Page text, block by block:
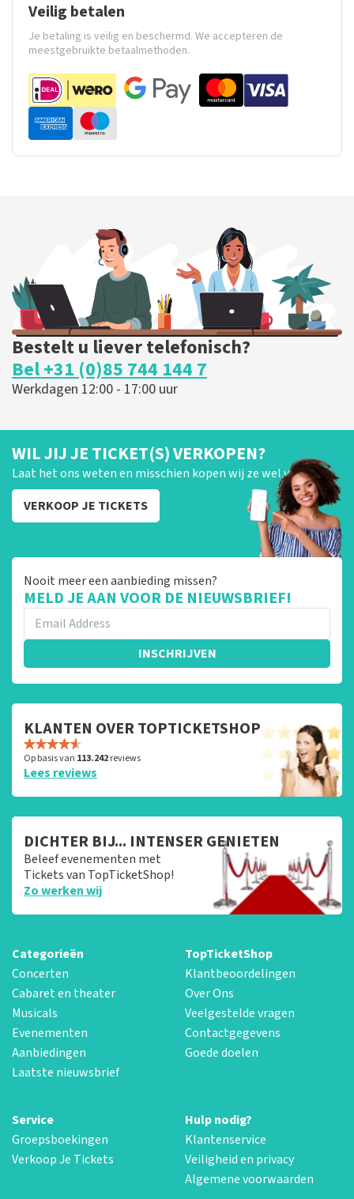
Veilig betalen
Je betaling is veilig en beschermd. We accepteren de
meestgebruikte betaalmethoden.
Bestelt u liever telefonisch?
Bel +31 (0)85 744 144 7
Werkdagen 12:00 - 17:00 uur
WIL JIJ JE TICKET(S) VERKOPEN?
Laat het ons weten en misschien kopen wij ze wel van je!
VERKOOP JE TICKETS
Nooit meer een aanbieding missen?
MELD JE AAN VOOR DE NIEUWSBRIEF!
INSCHRIJVEN
KLANTEN OVER TOPTICKETSHOP
Op basis van 113.242reviews
Lees reviews
DICHTER BIJ... INTENSER GENIETEN
Beleef evenementen met
Tickets van TopTicketShop!
Zo werken wij
Categorieën
Concerten
Cabaret en theater
Musicals
Evenementen
Aanbiedingen
Laatste nieuwsbrief
TopTicketShop
Klantbeoordelingen
Over Ons
Veelgestelde vragen
Contactgegevens
Goede doelen
Service
Groepsboekingen
Verkoop Je Tickets
Hulp nodig?
Klantenservice
Veiligheid en privacy
Algemene voorwaarden